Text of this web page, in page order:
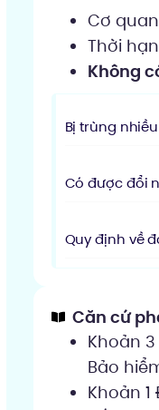
Cơ quan
Thời
Không
Bị trùng
Có được đổi
Quy định về
Căn cứ
Khoản
Bảo
Khoản